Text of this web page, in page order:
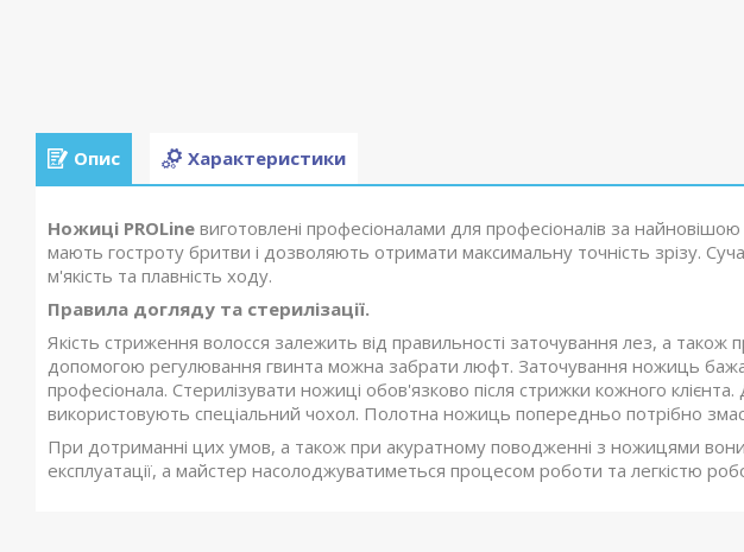
Опис Характеристики
Ножиці PROLine виготовлені професіоналами для професіоналів за найновішою
мають гостроту бритви і дозволяють отримати максимальну точність зрізу.
м'якість та плавність ходу.
Правила догляду та стерилізації.
Якість стриження волосся залежить від правильності заточування лез, а також
допомогою регулювання гвинта можна забрати люфт. Заточування ножиць
професіонала. Стерилізувати ножиці обов'язково після стрижки кожного
використовують спеціальний чохол. Полотна ножиць попередньо потрібно
При дотриманні цих умов, а також при акуратному поводженні з ножицями
експлуатації, а майстер насолоджуватиметься процесом роботи та легкістю